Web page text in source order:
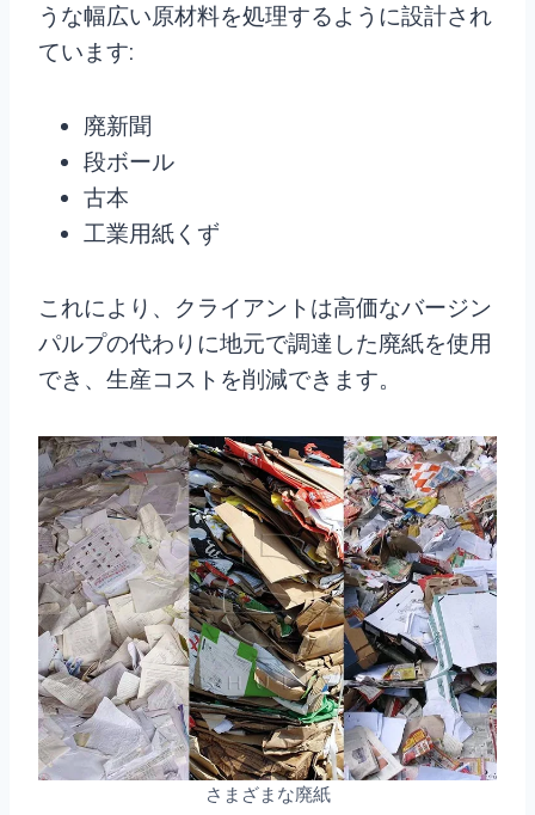
うな幅広い原材料を処理するように設計され
ています:
廃新聞
段ボール
古本
工業用紙くず
これにより、クライアントは高価なバージン
パルプの代わりに地元で調達した廃紙を使用
でき、生産コストを削減できます。
さまざまな廃紙